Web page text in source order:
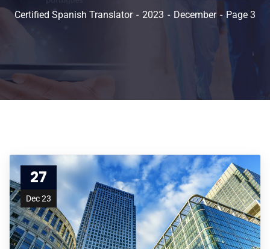
Certified Spanish Translator 2023 December Page 3
27
Dec 23